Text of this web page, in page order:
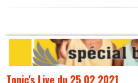
Tonic's Live du 25 02 2021